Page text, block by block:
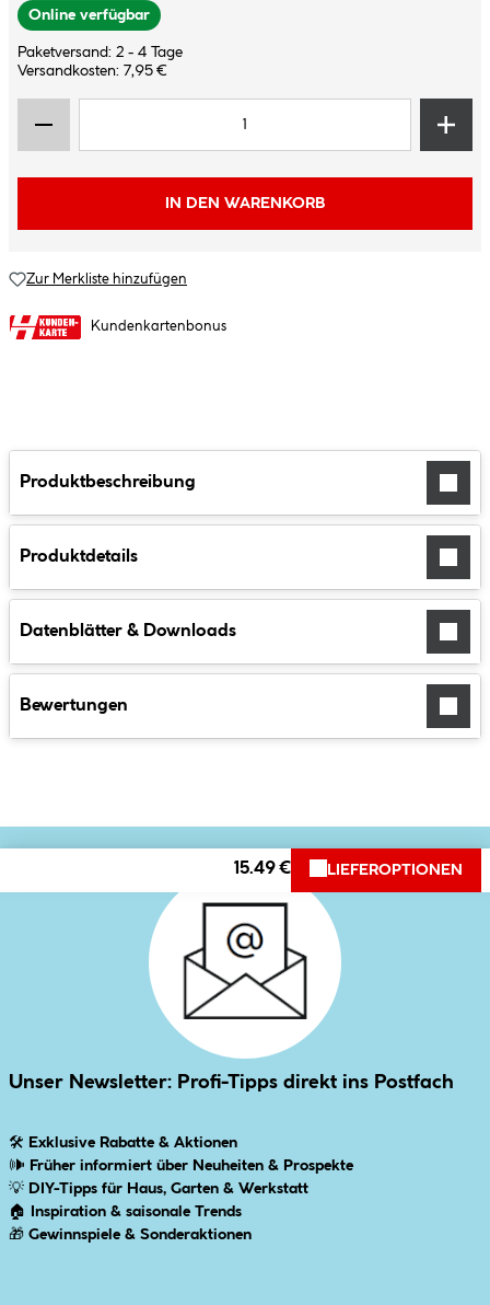
Online verfügbar
Paketversand: 2 - 4 Tage
Versandkosten: 7,95 €
IN DEN WARENKORB
Zur Merkliste hinzufügen
Kundenkartenbonus
Produktbeschreibung
Produktdetails
Datenblätter & Downloads
Bewertungen
15.49 € LIEFEROPTIONEN
Unser Newsletter: Profi-Tipps direkt ins Postfach
🛠 Exklusive Rabatte & Aktionen
🕪 Früher informiert über Neuheiten & Prospekte
💡 DIY-Tipps für Haus, Garten & Werkstatt
🏠
Inspiration & saisonale Trends
🎁 Gewinnspiele & Sonderaktionen